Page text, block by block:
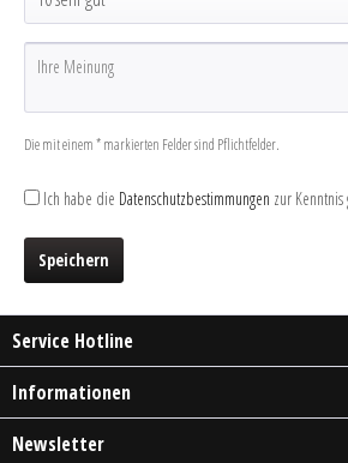
Die mit einem * markierten Felder sind Pflichtfelder.
Ich habe die Datenschutzbestimmungen zur
Speichern
Service Hotline
Informationen
Newsletter